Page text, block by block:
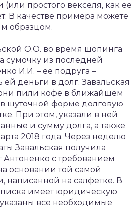
простого векселя, как ее
В качестве примера можете
образцом.
О.О. во время шопинга
сумочку из последней
И.И. – ее подруга –
ей деньги в долг. Завальская
они пили кофе в ближайшем
в шуточной форме долговую
При этом, указали в ней
и сумму долга, а также
2018 года. Через неделю
Завальская получила
Антоненко с требованием
основании той самой
написанной на салфетке. В
имеет юридическую
все необходимые